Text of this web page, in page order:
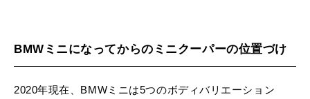
BMWミニになってからのミニクーパーの位置づけ
2020年現在、BMWミニは5つのボディバリエーション